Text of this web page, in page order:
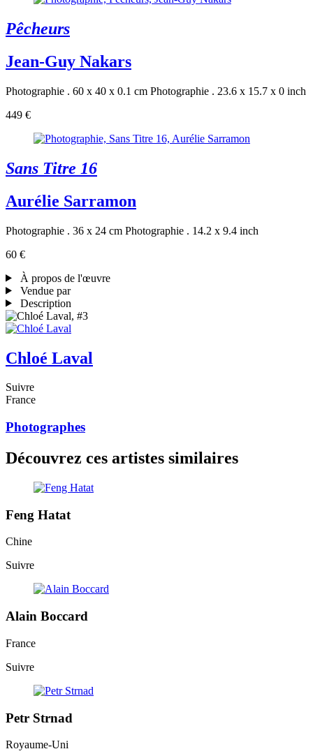
Pêcheurs
Jean-Guy Nakars
Photographie . 60 x 40 x 0.1 cm Photographie . 23.6 x 15.7 x 0 inch
449 €
Sans Titre 16
Aurélie Sarramon
Photographie . 36 x 24 cm Photographie . 14.2 x 9.4 inch
60 €
À propos de l'œuvre
Vendue par
Description
Chloé Laval
Suivre
France
Photographes
Découvrez ces artistes similaires
Feng Hatat
Chine
Suivre
Alain Boccard
France
Suivre
Petr Strnad
Royaume-Uni